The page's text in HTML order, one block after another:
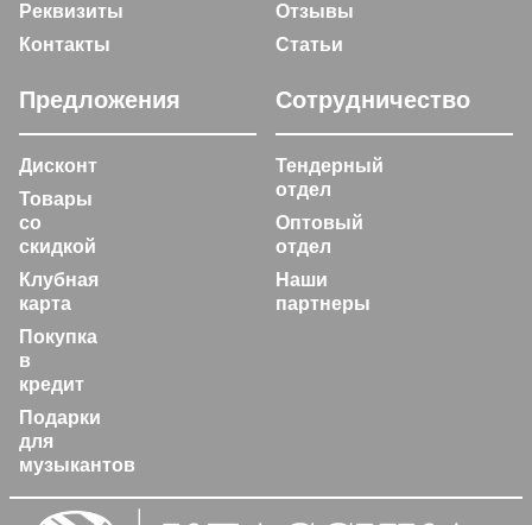
Реквизиты
Контакты
Отзывы
Статьи
Предложения
Дисконт
Товары
со
скидкой
Клубная
карта
Покупка
в
кредит
Подарки
для
музыкантов
Сотрудничество
Тендерный
отдел
Оптовый
отдел
Наши
партнеры